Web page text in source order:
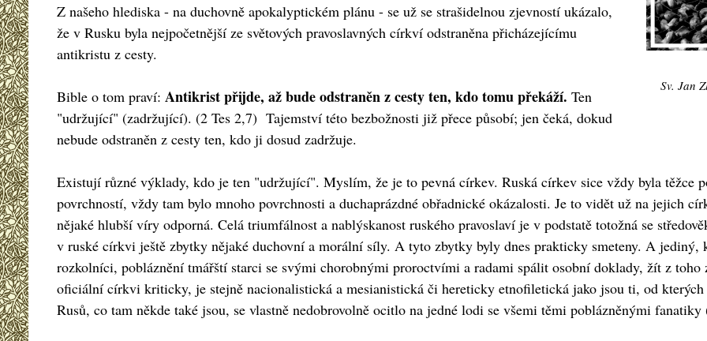
Sv. Jan
Z našeho hlediska - na duchovně apokalyptickém plánu - se už se strašidelnou zjevností ukázalo,
že v Rusku byla nejpočetnější ze světových pravoslavných církví odstraněna přicházejícímu
antikristu z cesty.
Bible o tom praví: Antikrist přijde, až bude odstraněn z cesty ten, kdo tomu překáží. Ten
"udržující" (zadržující). (2 Tes 2,7) Tajemství této bezbožnosti již přece působí; jen čeká, dokud
nebude odstraněn z cesty ten, kdo ji dosud zadržuje.
Existují různé výklady, kdo je ten "udržující". Myslím, že je to pevná církev. Ruská církev sice vždy byla těžce
povrchností, vždy tam bylo mnoho povrchnosti a duchaprázdné obřadnické okázalosti. Je to vidět už na jejich
nějaké hlubší víry odporná. Celá triumfálnost a nablýskanost ruského pravoslaví je v podstatě totožná se
v ruské církvi ještě zbytky nějaké duchovní a morální síly. A tyto zbytky byly dnes prakticky smeteny. A
rozkolníci, pobláznění tmářští starci se svými chorobnými proroctvími a radami spálit osobní doklady, žít z toho
oficiální církvi kriticky, je stejně nacionalistická a mesianistická či hereticky etnofiletická jako jsou ti, od
Rusů, co tam někde také jsou, se vlastně nedobrovolně ocitlo na jedné lodi se všemi těmi poblázněnými